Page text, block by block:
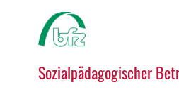
Sozialpädagogischer